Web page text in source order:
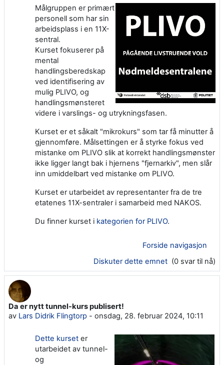
Målgruppen er primært
personell som har sin
arbeidsplass i en 11X-
sentral.
Kurset fokuserer på
mental
handlingsberedskap
ved identifisering av
mulig PLIVO, og
handlingsmønsteret
videre i varslings- og utrykningsfasen.
Kurset er et såkalt "mikrokurs" som tar få minutter å
gjennomføre. Målsettingen er å styrke fokus ved
mistanke om PLIVO slik at korrekt handlingsmønster
ikke ligger langt bak i hjernens "fjernarkiv", men slår
inn umiddelbart ved mistanke om PLIVO.
Kurset er utarbeidet av representanter fra de tre
etatenes 11X-sentraler i samarbeid med NAKOS.
Du finner kurset i kategorien for PLIVO.
Forside navigasjon
Diskuter dette emnet (0 svar til nå)
Da er nytt tunnel-kurs publisert!
av Lars Didrik Flingtorp - onsdag, 28. februar 2024, 10:11
Dette kurset er
utarbeidet av tunnel-
og